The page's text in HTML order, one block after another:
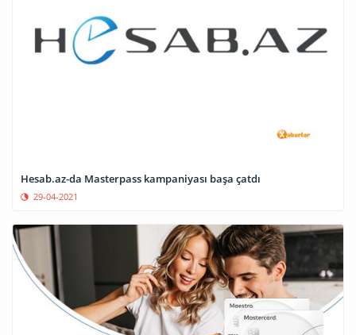
Hesab.az-da Masterpass kampaniyası başa çatdı
29-04-2021